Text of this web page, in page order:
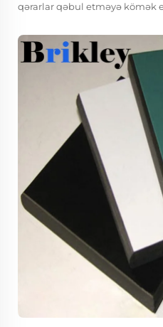
qərarlar qəbul etməyə kömək